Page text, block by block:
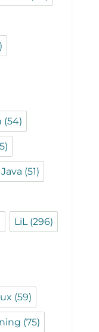
(54)
Java (51)
LiL (296)
(59)
(75)